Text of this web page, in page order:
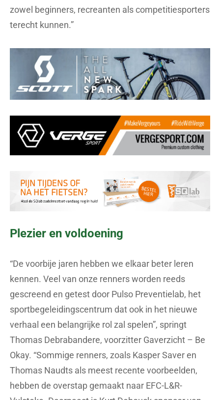
zowel beginners, recreanten als competitiesporters
terecht kunnen.”
Plezier en voldoening
“De voorbije jaren hebben we elkaar beter leren
kennen. Veel van onze renners worden reeds
gescreend en getest door Pulso Preventielab, het
sportbegeleidingscentrum dat ook in het nieuwe
verhaal een belangrijke rol zal spelen”, springt
Thomas Debrabandere, voorzitter Gaverzicht – Be
Okay. “Sommige renners, zoals Kasper Saver en
Thomas Naudts als meest recente voorbeelden,
hebben de overstap gemaakt naar EFC-L&R-